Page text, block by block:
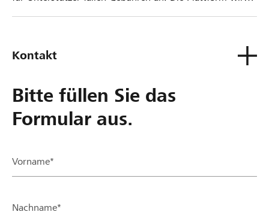
Kontakt
Bitte füllen Sie das
Formular aus.
Vorname*
Nachname*